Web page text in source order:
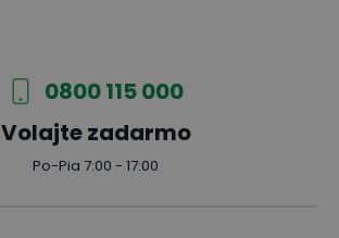
0800 115 000
Volajte zadarmo
Po-Pia 7:00 - 17:00